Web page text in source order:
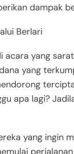
dampak
Berlari
acara yang
yang
apa lagi?
yang ingin